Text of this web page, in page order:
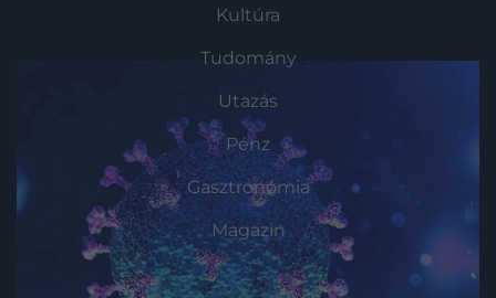
Kultúra
Tudomány
Utazás
Pénz
Gasztronómia
Magazin